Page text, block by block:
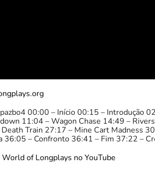
00:00 – Início 00:15 – Introdução
11:04 – Wagon Chase 14:49 –
Train 27:17 – Mine Cart Madness
36:05 – Confronto 36:41 – Fim 37:22 –
World of Longplays no YouTube